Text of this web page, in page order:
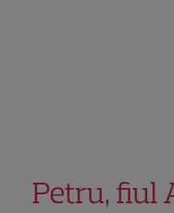
Petru, fiul